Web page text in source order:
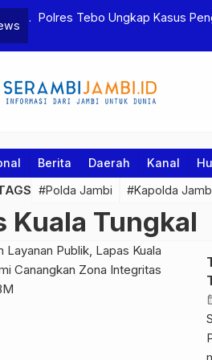
Polres Tebo Ungkap Kasus
Berita Daerah Kanal
#Polda Jambi #Kapolda
Kuala Tungkal